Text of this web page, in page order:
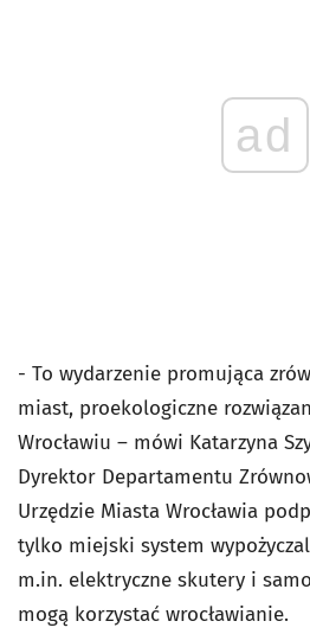
ad
- To wydarzenie promująca
miast, proekologiczne
Wrocławiu – mówi Katarzyna
Dyrektor Departamentu
Urzędzie Miasta Wrocławia
tylko miejski system
m.in. elektryczne skutery i
mogą korzystać wrocławianie.